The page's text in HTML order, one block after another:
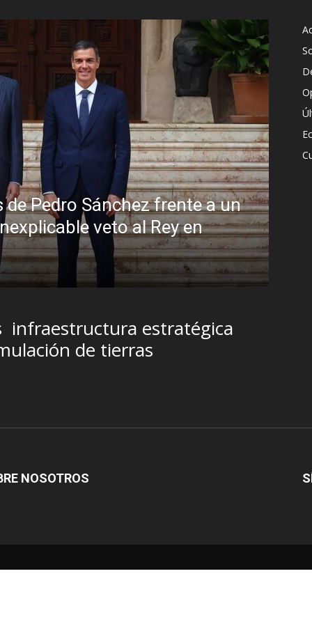
frente a un
al Rey en
Sin disimulo:
Brasil y la
R.C. Gómez 5 agosto, 2026
infraestructura estratégica
de tierras
NOSOTROS